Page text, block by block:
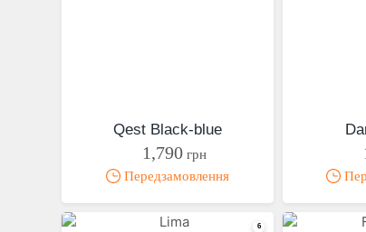
Qest Black-blue
1,790 грн
Передзамовлення